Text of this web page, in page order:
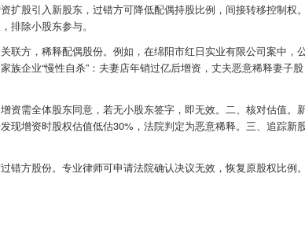
股引入新股东，过错方可降低配偶持股比例，间接转移控制权。
排除小股东参与。
联方，稀释配偶股份。例如，在绵阳市红日实业有限公司案中，
企业“慢性自杀”：夫妻店年销过亿后增资，丈夫恶意稀释妻子股
资需全体股东同意，若无小股东签字，即无效。二、核对估值。
现增资时股权估值低估30%，法院判定为恶意稀释。三、追踪新
方股份。专业律师可申请法院确认决议无效，恢复原股权比例。